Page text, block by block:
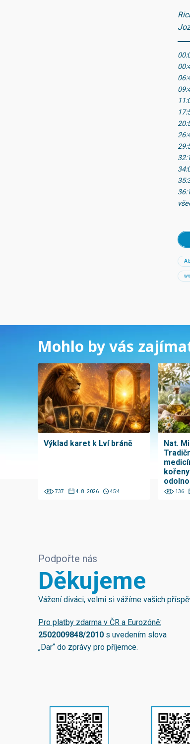
Mohlo by vás
Výklad karet k Lví bráně
737 4. 8. 2026 45:4
Nat.
136
Podpořte nás
Děkujeme
Vážení diváci, velmi si vážíme vašich
Pro platby zdarma v ČR a Eurozóně:
2502009848/2010 s uvedením slova
„Dar“ do zprávy pro příjemce.